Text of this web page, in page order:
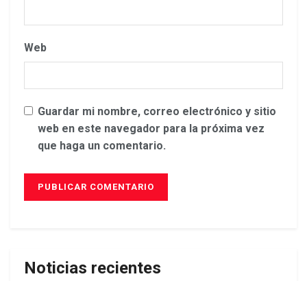
Web
Guardar mi nombre, correo electrónico y sitio
web en este navegador para la próxima vez
que haga un comentario.
Noticias recientes